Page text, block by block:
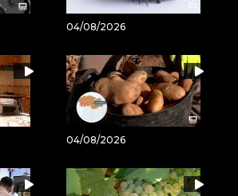
04/08/2026
04/08/2026